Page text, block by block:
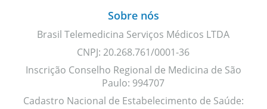
Sobre nós
Brasil Telemedicina Serviços Médicos LTDA
CNPJ: 20.268.761/0001-36
Inscrição Conselho Regional de Medicina de São
Paulo: 994707
Cadastro Nacional de Estabelecimento de Saúde: